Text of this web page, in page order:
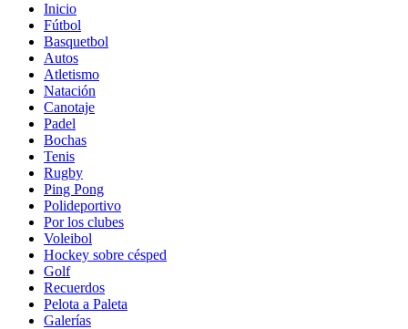
Inicio
Fútbol
Basquetbol
Autos
Atletismo
Natación
Canotaje
Padel
Bochas
Tenis
Rugby
Ping Pong
Polideportivo
Por los clubes
Voleibol
Hockey sobre césped
Golf
Recuerdos
Pelota a Paleta
Galerías